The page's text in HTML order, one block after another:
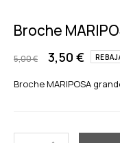
Broche
5,00 € 3,50 €
Broche MARIPOSA